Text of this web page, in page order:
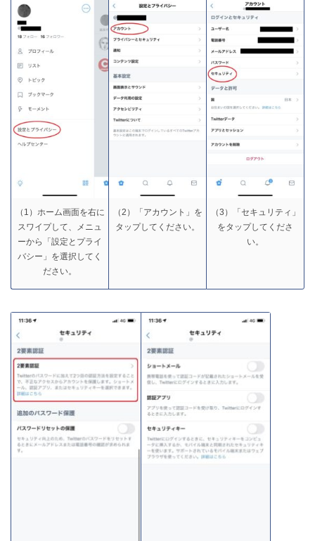
【注意】iPhoneはUSBタイプCのケーブル端子には
対応してない
【Amazonで買える】おすすめiPhoneケーブル3選！
法（iPhone）
Twitterのスペースが聞こえない4つの原因と対処法
（iPhone）
iPhoneでTwitterの「書類とデータ」を削除する2つの
（1）ホーム画面を右に
スワイプして、メニュ
ーから「設定とプライ
バシー」を選択してく
ださい。
（2）「アカウント」を
タップしてください。
（3）「セキュリティ」
をタップしてくださ
い。